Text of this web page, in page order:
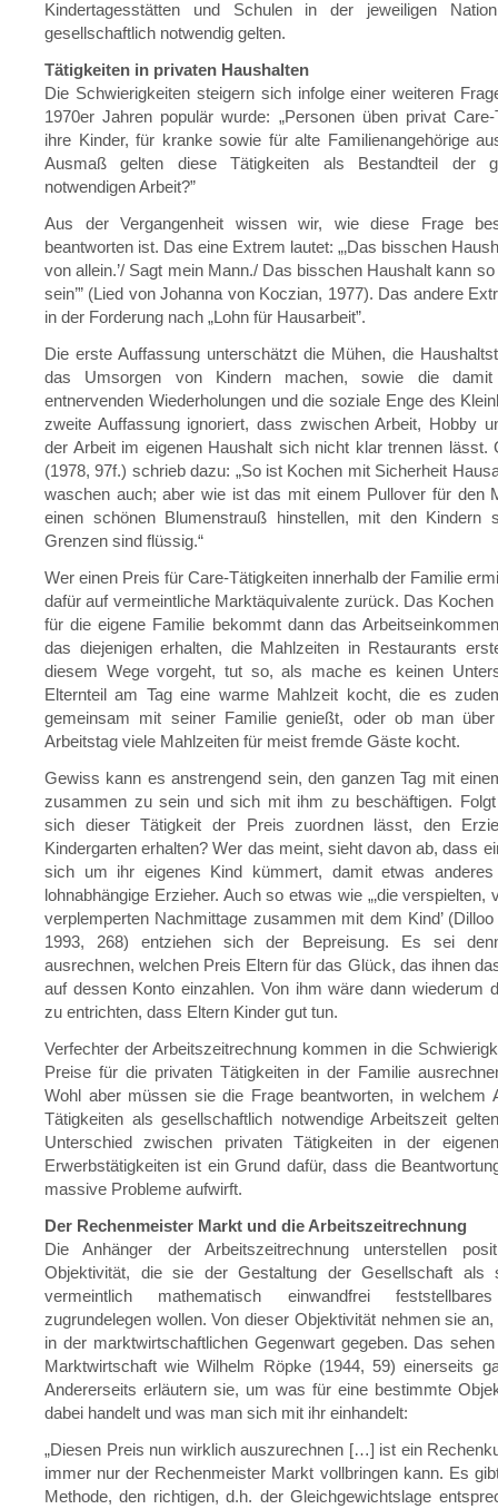
Kindertagesstätten und Schulen in der jeweiligen
gesellschaftlich notwendig gelten.
Tätigkeiten in privaten Haushalten
Die Schwierigkeiten steigern sich infolge einer weiteren
1970er Jahren populär wurde: „Personen üben privat
ihre Kinder, für kranke sowie für alte Familienangehörige
Ausmaß gelten diese Tätigkeiten als Bestandteil der
notwendigen Arbeit?”
Aus der Vergangenheit wissen wir, wie diese Frage
beantworten ist. Das eine Extrem lautet: „‚Das bisschen
von allein.’/ Sagt mein Mann./ Das bisschen Haushalt kann
sein’” (Lied von Johanna von Koczian, 1977). Das andere
in der Forderung nach „Lohn für Hausarbeit”.
Die erste Auffassung unterschätzt die Mühen, die
das Umsorgen von Kindern machen, sowie die damit
entnervenden Wiederholungen und die soziale Enge des
zweite Auffassung ignoriert, dass zwischen Arbeit, Hobby
der Arbeit im eigenen Haushalt sich nicht klar trennen lässt.
(1978, 97f.) schrieb dazu: „So ist Kochen mit Sicherheit
waschen auch; aber wie ist das mit einem Pullover für den
einen schönen Blumenstrauß hinstellen, mit den Kindern
Grenzen sind flüssig.“
Wer einen Preis für Care-Tätigkeiten innerhalb der Familie
dafür auf vermeintliche Marktäquivalente zurück. Das
für die eigene Familie bekommt dann das
das diejenigen erhalten, die Mahlzeiten in Restaurants
diesem Wege vorgeht, tut so, als mache es keinen
Elternteil am Tag eine warme Mahlzeit kocht, die es
gemeinsam mit seiner Familie genießt, oder ob man
Arbeitstag viele Mahlzeiten für meist fremde Gäste kocht.
Gewiss kann es anstrengend sein, den ganzen Tag mit
zusammen zu sein und sich mit ihm zu beschäftigen.
sich dieser Tätigkeit der Preis zuordnen lässt, den
Kindergarten erhalten? Wer das meint, sieht davon ab, dass
sich um ihr eigenes Kind kümmert, damit etwas
lohnabhängige Erzieher. Auch so etwas wie „‚die verspielten,
verplemperten Nachmittage zusammen mit dem Kind’ (Dilloo
1993, 268) entziehen sich der Bepreisung. Es sei
ausrechnen, welchen Preis Eltern für das Glück, das ihnen
auf dessen Konto einzahlen. Von ihm wäre dann wiederum
zu entrichten, dass Eltern Kinder gut tun.
Verfechter der Arbeitszeitrechnung kommen in die
Preise für die privaten Tätigkeiten in der Familie
Wohl aber müssen sie die Frage beantworten, in welchem
Tätigkeiten als gesellschaftlich notwendige Arbeitszeit
Unterschied zwischen privaten Tätigkeiten in der
Erwerbstätigkeiten ist ein Grund dafür, dass die
massive Probleme aufwirft.
Der Rechenmeister Markt und die Arbeitszeitrechnung
Die Anhänger der Arbeitszeitrechnung unterstellen
Objektivität, die sie der Gestaltung der Gesellschaft als
vermeintlich mathematisch einwandfrei
zugrundelegen wollen. Von dieser Objektivität nehmen sie
in der marktwirtschaftlichen Gegenwart gegeben. Das
Marktwirtschaft wie Wilhelm Röpke (1944, 59) einerseits
Andererseits erläutern sie, um was für eine bestimmte
dabei handelt und was man sich mit ihr einhandelt:
„Diesen Preis nun wirklich auszurechnen […] ist ein
immer nur der Rechenmeister Markt vollbringen kann. Es
Methode, den richtigen, d.h. der Gleichgewichtslage